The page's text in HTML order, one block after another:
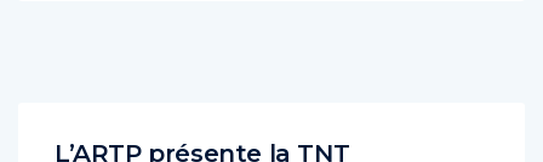
L’ARTP présente la TNT